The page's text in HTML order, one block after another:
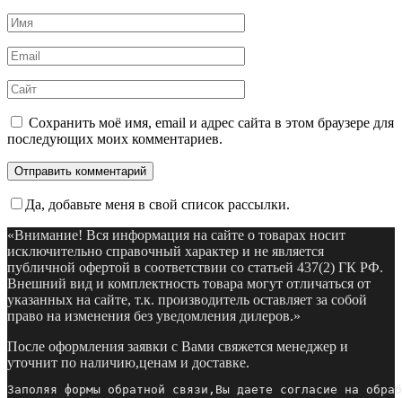
Имя
*
Email
*
Сайт
Сохранить моё имя, email и адрес сайта в этом браузере для
последующих моих комментариев.
Да, добавьте меня в свой список рассылки.
«Внимание! Вся информация на сайте о товарах носит
исключительно справочный характер и не является
публичной офертой в соответствии со статьей 437(2) ГК РФ.
Внешний вид и комплектность товара могут отличаться от
указанных на сайте, т.к. производитель оставляет за собой
право на изменения без уведомления дилеров.»
После оформления заявки с Вами свяжется менеджер и
уточнит по наличию,ценам и доставке.
Заполяя формы обратной связи,Вы даете согласие на